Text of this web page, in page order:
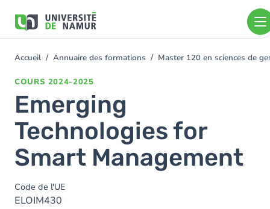
contenu
You
Accueil Annuaire des formations Master 120 en sciences de
COURS 2024-2025
Emerging
Technologies for
Smart Management
Code de l'UE
ELOIM430